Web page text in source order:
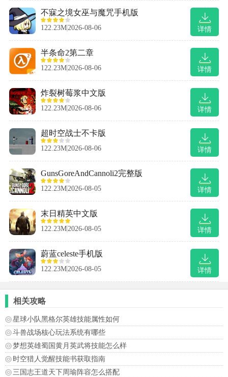
详情
不寐之境女巫与魔咒手机版
122.23M2026-08-06
详情
半条命2第二章
122.23M2026-08-06
详情
炸裂树莓浆中文版
122.23M2026-08-06
详情
超时空战士不卡版
122.23M2026-08-06
详情
GunsGoreAndCannoli2完整版
122.23M2026-08-05
详情
末日精英中文版
122.23M2026-08-05
详情
蔚蓝celeste手机版
122.23M2026-08-05
相关攻略
星球小队黑格尔英雄技能属性如何
斗兽战场核心玩法系统有哪些
梦想英雄蜀国黄月英武将技能怎么样
时空猎人觉醒技能书获取指南
三国志王道天下周瑜阵容怎么搭配